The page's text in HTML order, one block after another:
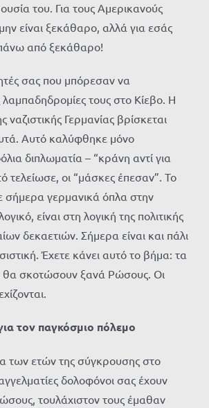
του. Για τους Αμερικανούς
είναι ξεκάθαρο, αλλά για εσάς
από ξεκάθαρο!
σας που μπόρεσαν να
τους στο Κίεβο. Η
ναζιστικής Γερμανίας βρίσκεται
Αυτό καλύφθηκε μόνο
διπλωματία – “κράνη αντί για
τελείωσε, οι “μάσκες έπεσαν”. Το
σήμερα γερμανικά όπλα στην
είναι στη λογική της πολιτικής
δεκαετιών. Σήμερα είναι και πάλι
Έχετε κάνει αυτό το βήμα: τα
θα σκοτώσουν ξανά Ρώσους. Οι
τον παγκόσμιο πόλεμο
των ετών της σύγκρουσης στο
δολοφόνοι σας έχουν
τουλάχιστον τους έμαθαν